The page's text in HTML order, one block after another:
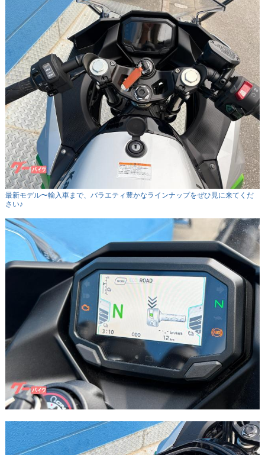
最新モデル〜輸入車まで、バラエティ豊かなラインナップをぜひ見に来てくだ
さい♪